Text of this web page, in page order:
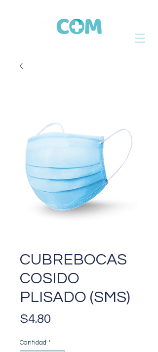
CUBREBOCAS
COSIDO
PLISADO (SMS)
$4.80
Cantidad *